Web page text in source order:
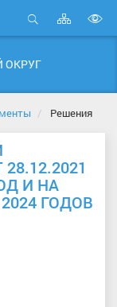
Открыть
Карта
сайта
ОКРУГ
Решения
И НА
ГОДОВ